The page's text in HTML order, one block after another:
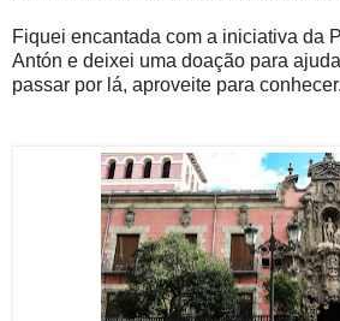
Fiquei encantada com a iniciativa da
Antón e deixei uma doação para
passar por lá, aproveite para conhecer.